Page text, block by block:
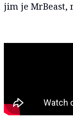
jim je MrBeast,